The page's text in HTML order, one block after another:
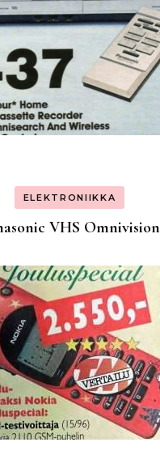
ELEKTRONIIKKA
VHS Omnivision